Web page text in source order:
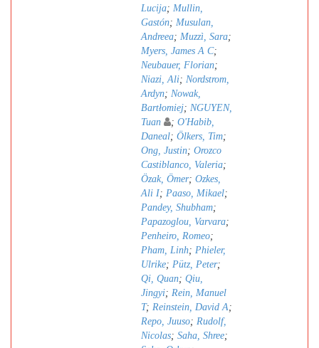
Lucija; Mullin,
Gastón; Musulan,
Andreea; Muzzì, Sara;
Myers, James A C;
Neubauer, Florian;
Niazi, Ali; Nordstrom,
Ardyn; Nowak,
Bartłomiej; NGUYEN,
Tuan
; O'Habib,
Daneal; Ölkers, Tim;
Ong, Justin; Orozco
Castiblanco, Valeria;
Özak, Ömer; Ozkes,
Ali I; Paaso, Mikael;
Pandey, Shubham;
Papazoglou, Varvara;
Penheiro, Romeo;
Pham, Linh; Phieler,
Ulrike; Pütz, Peter;
Qi, Quan; Qiu,
Jingyi; Rein, Manuel
T; Reinstein, David A;
Repo, Juuso; Rudolf,
Nicolas; Saha, Shree;